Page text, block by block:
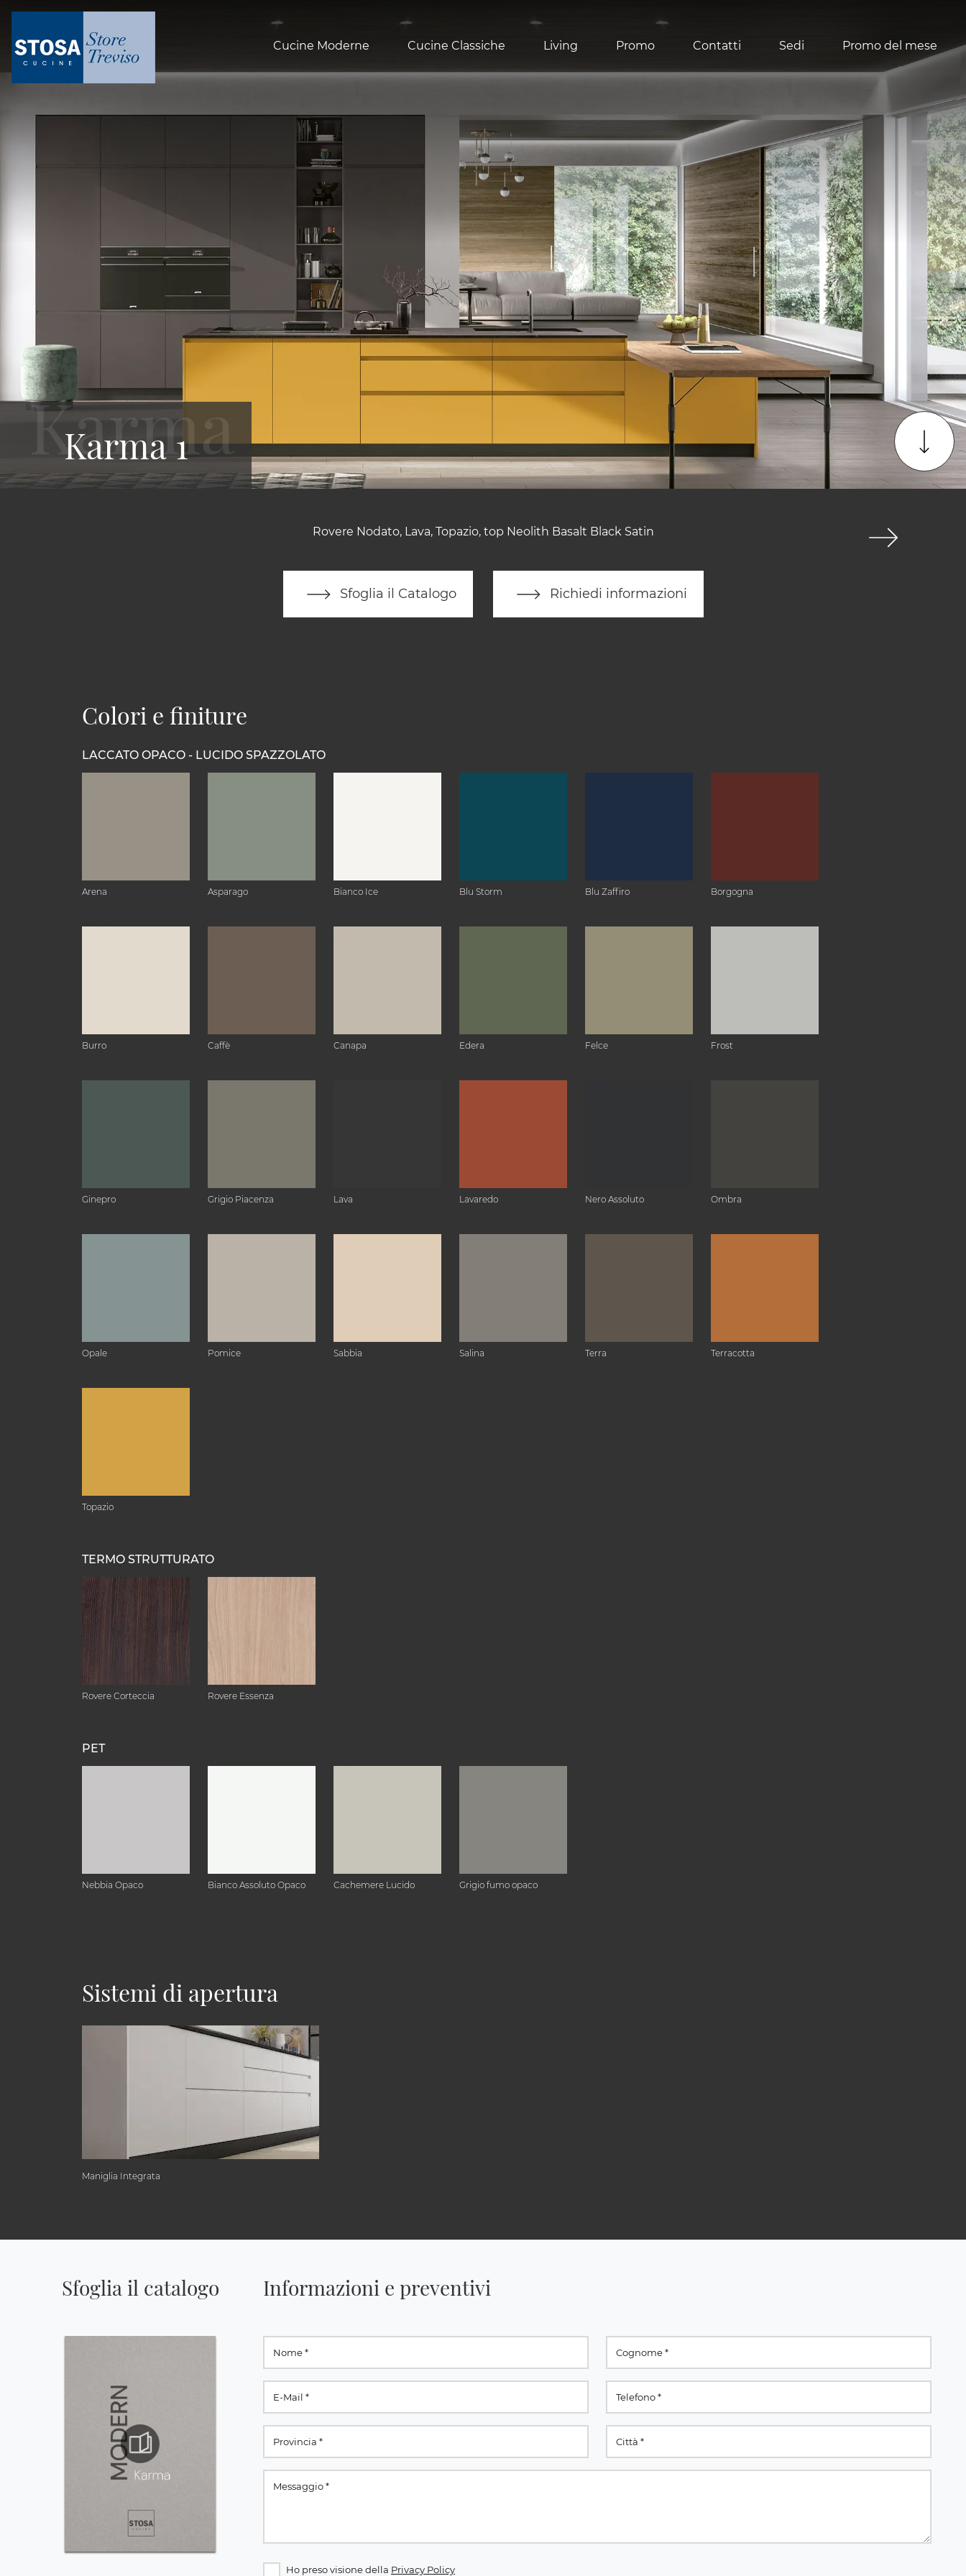
Cucine Moderne Cucine Classiche Living Promo Contatti Sedi Promo del mese
Rovere Nodato, Lava, Topazio, top Neolith Basalt Black Satin
Sfoglia il Catalogo Richiedi informazioni
Karma 1
Colori e finiture
LACCATO OPACO - LUCIDO SPAZZOLATO
Arena Asparago Bianco Ice Blu Storm Blu Zaffiro Borgogna
Burro Caffè Canapa Edera Felce Frost
Ginepro Grigio Piacenza Lava Lavaredo Nero Assoluto Ombra
Opale Pomice Sabbia Salina Terra Terracotta
Topazio
TERMO STRUTTURATO
Rovere Corteccia Rovere Essenza
PET
Nebbia Opaco Bianco Assoluto Opaco Cachemere Lucido Grigio fumo opaco
Sistemi di apertura
Maniglia Integrata
Sfoglia il catalogo Informazioni e preventivi
Ho preso visione della Privacy Policy